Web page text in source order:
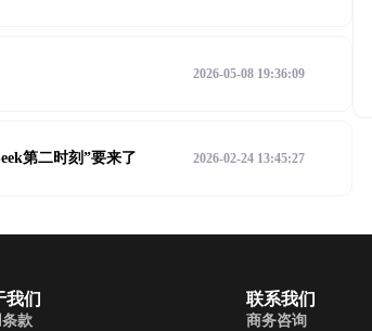
2026-05-08 19:36:09
第二时刻”要来了 2026-02-24 13:45:27
我们
款
联系我们
商务咨询